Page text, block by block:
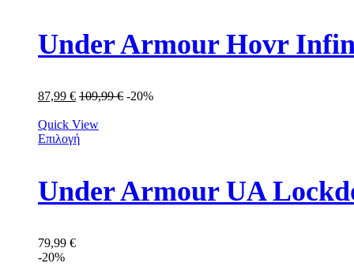
Under Armour Hovr
87,99 € 109,99€ -20%
Quick View
Επιλογή
Under Armour UA
79,99 €
-20%